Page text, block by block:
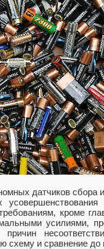
датчиков сбора
кроме
усилиями,
схему и сравнение до